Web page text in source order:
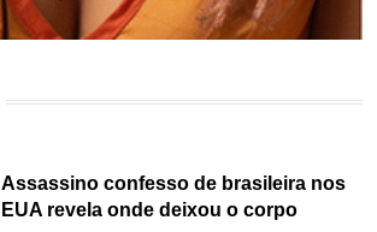
Assassino confesso de brasileira nos
EUA revela onde deixou o corpo